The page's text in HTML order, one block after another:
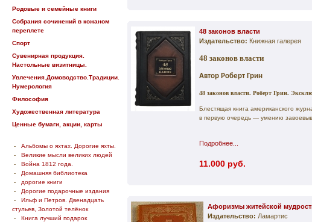
Родовые и семейные книги
Собрания сочинений в кожаном
переплете
Спорт
Сувенирная продукция.
Настольные визитницы.
Увлечения.Домоводство.Традиции.
Нумерология
Философия
Художественная литература
Ценные бумаги, акции, карты
- Альбомы о яхтах. Дорогие яхты.
- Великие мысли великих людей
- Война 1812 года.
- Домашняя библиотека
- дорогие книги
- Дорогие подарочные издания
- Ильф и Петров. Двенадцать
стульев, Золотой телёнок
- Книга лучший подарок
48 законов власти
Издательство: Книжная галерея
48 законов власти
Автор Роберт Грин
48 законов власти. Роберт Грин.
Блестящая книга американского
в первую очередь — умению
Подробнее...
11.000 руб.
Афоризмы житейской
Издательство: Ламартис